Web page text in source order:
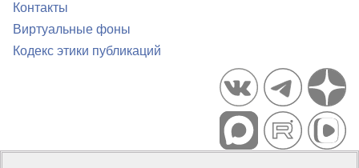
Контакты
Виртуальные фоны
Кодекс этики публикаций